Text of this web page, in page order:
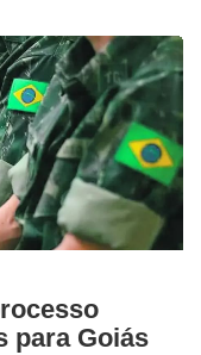
para Goiás